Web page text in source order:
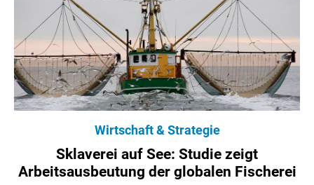
Wirtschaft & Strategie
Sklaverei auf See: Studie zeigt
Arbeitsausbeutung der globalen Fischerei